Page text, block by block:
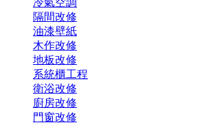
冷氣空調
隔間改修
油漆壁紙
木作改修
地板改修
系統櫃工程
衛浴改修
廚房改修
門窗改修